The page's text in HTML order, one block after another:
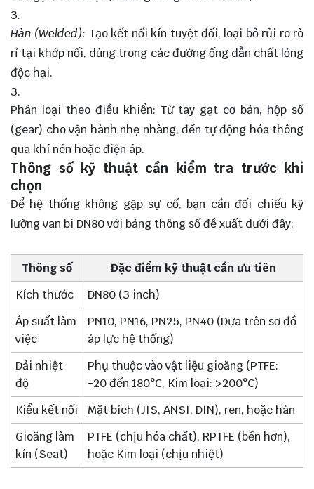
Hàn (Welded): Tạo kết nối kín tuyệt đối, loại bỏ rủi ro rò
rỉ tại khớp nối, dùng trong các đường ống dẫn chất lỏng
độc hại.
Phân loại theo điều khiển: Từ tay gạt cơ bản, hộp số
(gear) cho vận hành nhẹ nhàng, đến tự động hóa thông
qua khí nén hoặc điện áp.
Thông số kỹ thuật cần kiểm tra trước khi
chọn
Để hệ thống không gặp sự cố, bạn cần đối chiếu kỹ
lưỡng van bi DN80 với bảng thông số đề xuất dưới đây:
Thông số
Đặc điểm kỹ thuật cần ưu tiên
Kích thước
DN80 (3 inch)
Áp suất làm
việc
PN10, PN16, PN25, PN40 (Dựa trên sơ đồ
áp lực hệ thống)
Dải nhiệt
độ
Phụ thuộc vào vật liệu gioăng (PTFE:
-20 đến 180°C, Kim loại: >200°C)
Kiểu kết nối
Mặt bích (JIS, ANSI, DIN), ren, hoặc hàn
Gioăng làm
kín (Seat)
PTFE (chịu hóa chất), RPTFE (bền hơn),
hoặc Kim loại (chịu nhiệt)